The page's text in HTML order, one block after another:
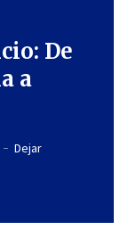
De
a
Dejar